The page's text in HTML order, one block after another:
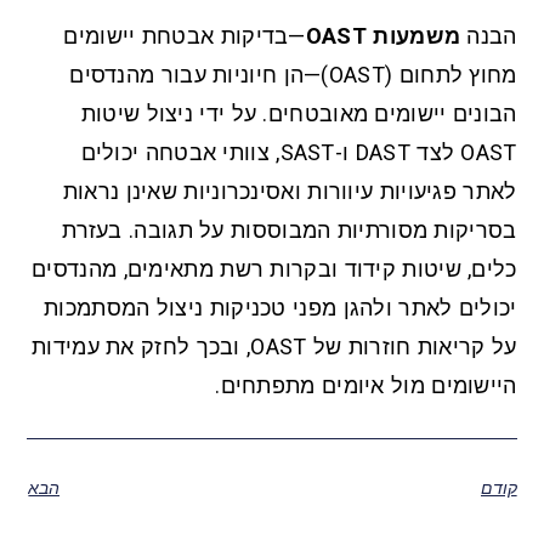
הבנהמשמעות OAST
—בדיקות אבטחת יישומים
מחוץ לתחום (OAST)—הן חיוניות עבור מהנדסים
הבונים יישומים מאובטחים. על ידי ניצול שיטות
OAST לצד DAST ו-SAST, צוותי אבטחה יכולים
לאתר פגיעויות עיוורות ואסינכרוניות שאינן נראות
בסריקות מסורתיות המבוססות על תגובה. בעזרת
כלים, שיטות קידוד ובקרות רשת מתאימים, מהנדסים
יכולים לאתר ולהגן מפני טכניקות ניצול המסתמכות
על קריאות חוזרות של OAST, ובכך לחזק את עמידות
היישומים מול איומים מתפתחים.
קודם הבא